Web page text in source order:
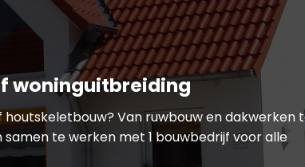
woninguitbreiding
Van ruwbouw en dakwerken
samen te werken met 1 bouwbedrijf voor alle